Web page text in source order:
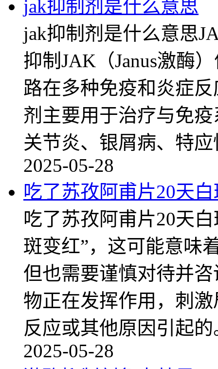
jak抑制剂是什么意思
jak抑制剂是什么意思
抑制JAK（Janus激酶
路在多种免疫和炎症
剂主要用于治疗与免
关节炎、银屑病、特
2025-05-28
吃了苏孜阿甫片20天
吃了苏孜阿甫片20天
斑变红”，这可能意味
但也需要谨慎对待并
物正在发挥作用，刺
反应或其他原因引起
2025-05-28